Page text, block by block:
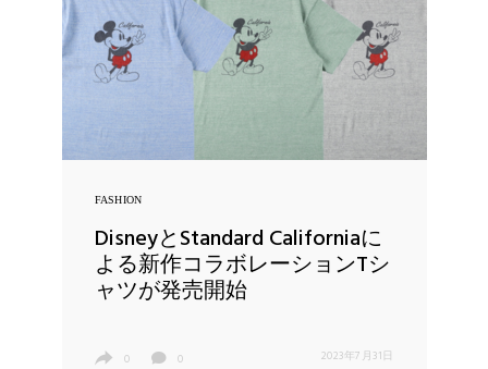
FASHION
DisneyとStandard Californiaに
よる新作コラボレーションTシ
ャツが発売開始
0 0 2023年7月31日